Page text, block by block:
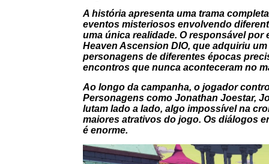
A história apresenta uma trama
eventos misteriosos envolvendo
uma única realidade. O responsável
Heaven Ascension DIO, que adquiriu
personagens de diferentes épocas
encontros que nunca aconteceram no
Ao longo da campanha, o jogador
Personagens como Jonathan Joestar,
lutam lado a lado, algo impossível na
maiores atrativos do jogo. Os diálogos
é enorme.